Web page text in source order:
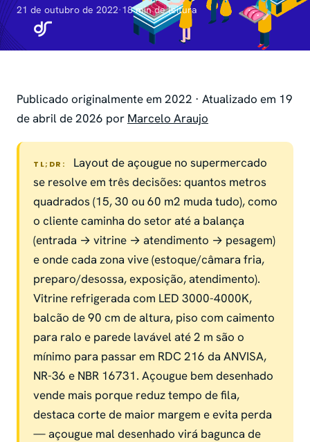
21 de outubro de 2022·18 min de leitura
Publicado originalmente em 2022 · Atualizado em 19
de abril de 2026 por Marcelo Araujo
TL;DR:
Layout de açougue no supermercado
se resolve em três decisões: quantos metros
quadrados (15, 30 ou 60 m2 muda tudo), como
o cliente caminha do setor até a balança
(entrada → vitrine → atendimento → pesagem)
e onde cada zona vive (estoque/câmara fria,
preparo/desossa, exposição, atendimento).
Vitrine refrigerada com LED 3000-4000K,
balcão de 90 cm de altura, piso com caimento
para ralo e parede lavável até 2 m são o
mínimo para passar em RDC 216 da ANVISA,
NR-36 e NBR 16731. Açougue bem desenhado
vende mais porque reduz tempo de fila,
destaca corte de maior margem e evita perda
— açougue mal desenhado virá bagunca de